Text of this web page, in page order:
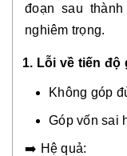
đoạn sau
nghiêm trọng.
1. Lỗi về tiến độ
Không góp
Góp vốn sai
➡️ Hệ quả: